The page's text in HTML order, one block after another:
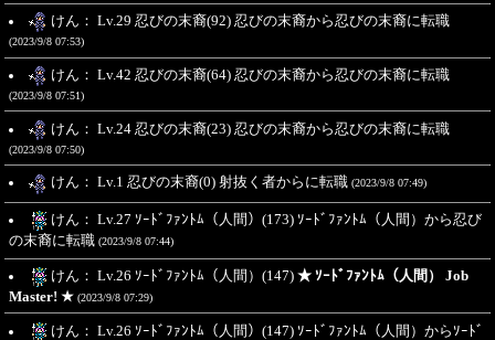
けん： Lv.29 忍びの末裔(92) 忍びの末裔から忍びの末裔に転職
(2023/9/8 07:53)
けん： Lv.42 忍びの末裔(64) 忍びの末裔から忍びの末裔に転職
(2023/9/8 07:51)
けん： Lv.24 忍びの末裔(23) 忍びの末裔から忍びの末裔に転職
(2023/9/8 07:50)
けん： Lv.1 忍びの末裔(0) 射抜く者からに転職 (2023/9/8 07:49)
けん： Lv.27 ｿｰﾄﾞﾌｧﾝﾄﾑ（人間）(173) ｿｰﾄﾞﾌｧﾝﾄﾑ（人間）から忍び
の末裔に転職 (2023/9/8 07:44)
けん： Lv.26 ｿｰﾄﾞﾌｧﾝﾄﾑ（人間）(147) ★ ｿｰﾄﾞﾌｧﾝﾄﾑ（人間） Job
Master! ★ (2023/9/8 07:29)
けん： Lv.26 ｿｰﾄﾞﾌｧﾝﾄﾑ（人間）(147) ｿｰﾄﾞﾌｧﾝﾄﾑ（人間）からｿｰﾄﾞ